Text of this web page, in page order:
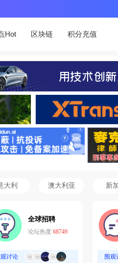
Hot 区块链 积分充值
大利 澳大利亚 新
全球招聘
论坛热度 68749
讨论 围观